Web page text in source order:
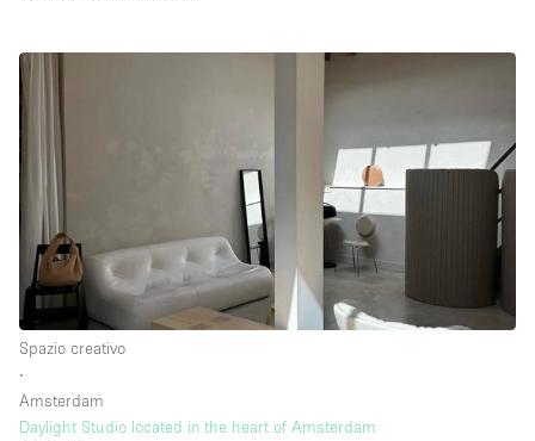
Spazio creativo
∙
Amsterdam
Daylight Studio located in the heart of Amsterdam